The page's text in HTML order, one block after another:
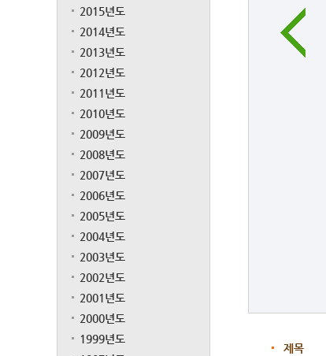
2015년도
2014년도
2013년도
2012년도
2011년도
2010년도
2009년도
2008년도
2007년도
2006년도
2005년도
2004년도
2003년도
2002년도
2001년도
2000년도
1999년도
제목